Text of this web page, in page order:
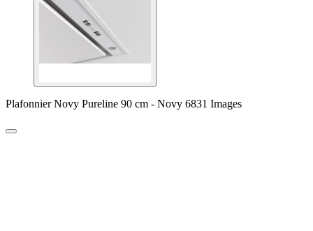
Plafonnier Novy Pureline 90 cm - Novy 6831 Images